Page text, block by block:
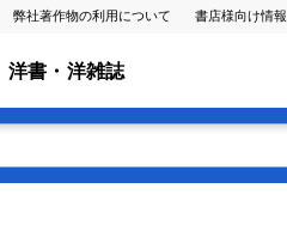
弊社著作物の利用について 書店様向け情報
洋書・洋雑誌